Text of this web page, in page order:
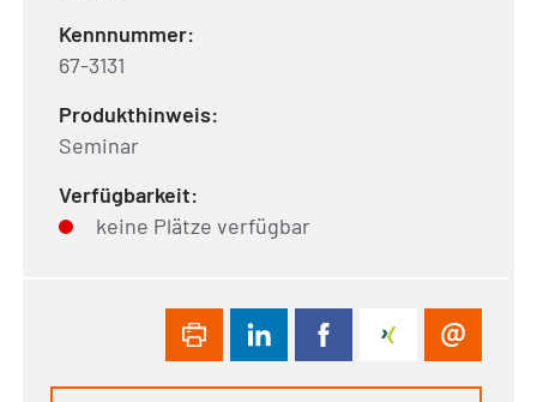
Kennnummer:
67-3131
Produkthinweis:
Seminar
Verfügbarkeit:
keine Plätze verfügbar